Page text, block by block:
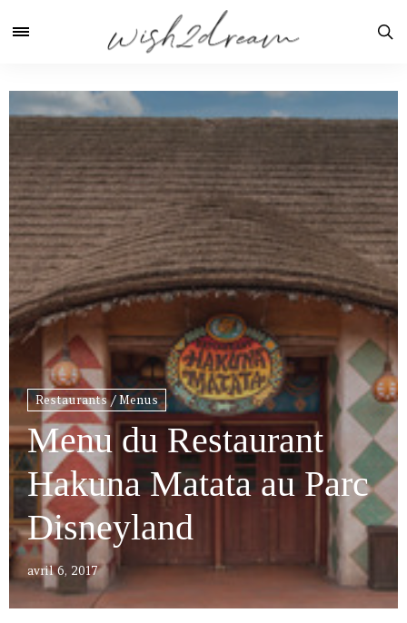
Restaurants / Menus
Menu du Restaurant
Hakuna Matata au Parc
Disneyland
avril 6, 2017